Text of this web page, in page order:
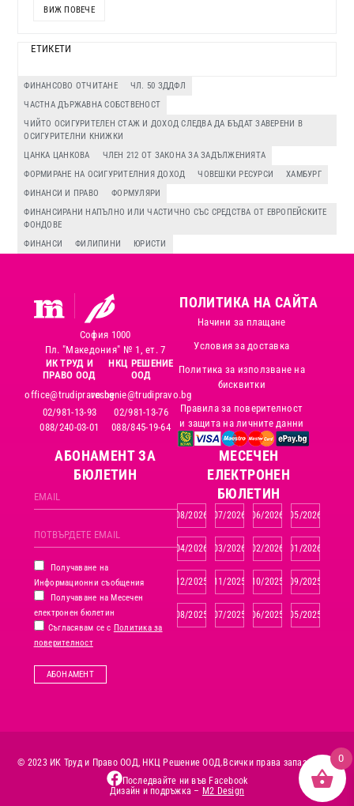
ВИЖ ПОВЕЧЕ
ЕТИКЕТИ
ФИНАНСОВО ОТЧИТАНЕ
ЧЛ. 50 ЗДДФЛ
ЧАСТНА ДЪРЖАВНА СОБСТВЕНОСТ
ЧИЙТО ОСИГУРИТЕЛЕН СТАЖ И ДОХОД СЛЕДВА ДА БЪДАТ ЗАВЕРЕНИ В
ОСИГУРИТЕЛНИ КНИЖКИ
ЦАНКА ЦАНКОВА
ЧЛЕН 212 ОТ ЗАКОНА ЗА ЗАДЪЛЖЕНИЯТА
ФОРМИРАНЕ НА ОСИГУРИТЕЛНИЯ ДОХОД
ЧОВЕШКИ РЕСУРСИ
ХАМБУРГ
ФИНАНСИ И ПРАВО
ФОРМУЛЯРИ
ФИНАНСИРАНИ НАПЪЛНО ИЛИ ЧАСТИЧНО СЪС СРЕДСТВА ОТ ЕВРОПЕЙСКИТЕ
ФОНДОВЕ
ФИНАНСИ
ФИЛИПИНИ ЮРИСТИ
София 1000
Пл. "Македония" № 1, ет. 7
ИК ТРУД И
ПРАВО ООД
office@trudipravo.bg
02/981-13-93
088/240-03-01
НКЦ РЕШЕНИЕ
ООД
reshenie@trudipravo.bg
02/981-13-76
088/845-19-64
ПОЛИТИКА НА САЙТА
Начини за плащане
Условия за доставка
Политика за използване на
бисквитки
Правила за поверителност
и защита на личните данни
АБОНАМЕНТ ЗА
БЮЛЕТИН
Получаване на
Информационни съобщения
Получаване на Месечен
електронен бюлетин
Съгласявам се с Политика за
поверителност
АБОНАМЕНТ
MЕСЕЧЕН
ЕЛЕКТРОНЕН
БЮЛЕТИН
08/2026 07/2026 06/2026 05/2026
04/2026 03/2026 02/2026 01/2026
12/2025 11/2025 10/2025 09/2025
08/2025 07/2025 06/2025 05/2025
© 2023 ИК Труд и Право ООД, НКЦ Решение ООД. Всички права запазени.
Последвайте ни във Facebook
Дизайн и подръжка – M2 Design
0